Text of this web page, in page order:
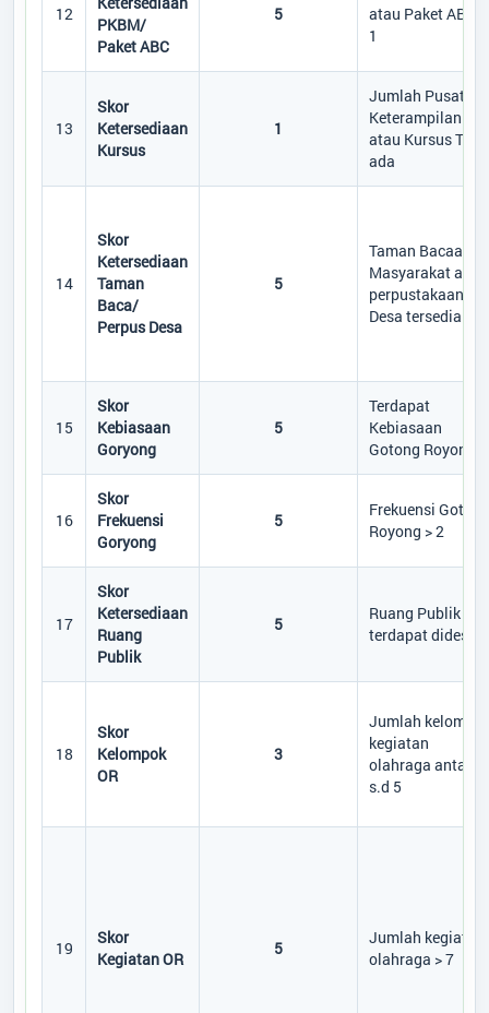
12
PKBM/
Paket ABC
5
atau Paket ABC ≥
1
13
Skor
Ketersediaan
Kursus
1
Jumlah Pusat
Keterampilan
atau Kursus
ada
14
Skor
Ketersediaan
Taman
Baca/
Perpus Desa
5
Taman Bacaan
Masyarakat atau
perpustakaan
Desa tersedia
15
Skor
Kebiasaan
Goryong
5
Terdapat
Kebiasaan
Gotong Royong
16
Skor
Frekuensi
Goryong
5
Frekuensi Gotong
Royong > 2
17
Skor
Ketersediaan
Ruang
Publik
5
Ruang Publik
terdapat didesa
18
Skor
Kelompok
OR
3
Jumlah
kegiatan
olahraga antara
s.d 5
19
Skor
Kegiatan OR
5
Jumlah kegiatan
olahraga > 7